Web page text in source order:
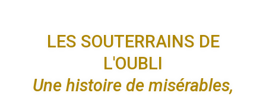
LES SOUTERRAINS DE
L'OUBLI
Une histoire de misérables,